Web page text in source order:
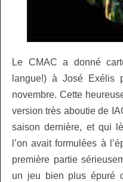
Le CMAC a donné
langue!) à José Exélis
novembre. Cette
version très aboutie de
saison dernière, et qui
l’on avait formulées à
première partie
un jeu bien plus épuré